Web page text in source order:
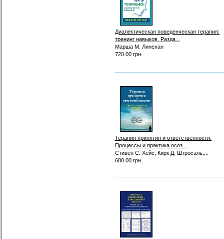
Диалектическая поведенческая терапия:
тренинг навыков. Разда...
Марша М. Линехан
720.00 грн.
Терапия принятия и ответственности.
Процессы и практика осоз...
Стивен С. Хейс, Кирк Д. Штросаль,...
680.00 грн.